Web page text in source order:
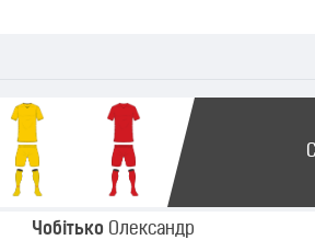
Чобітько Олександр